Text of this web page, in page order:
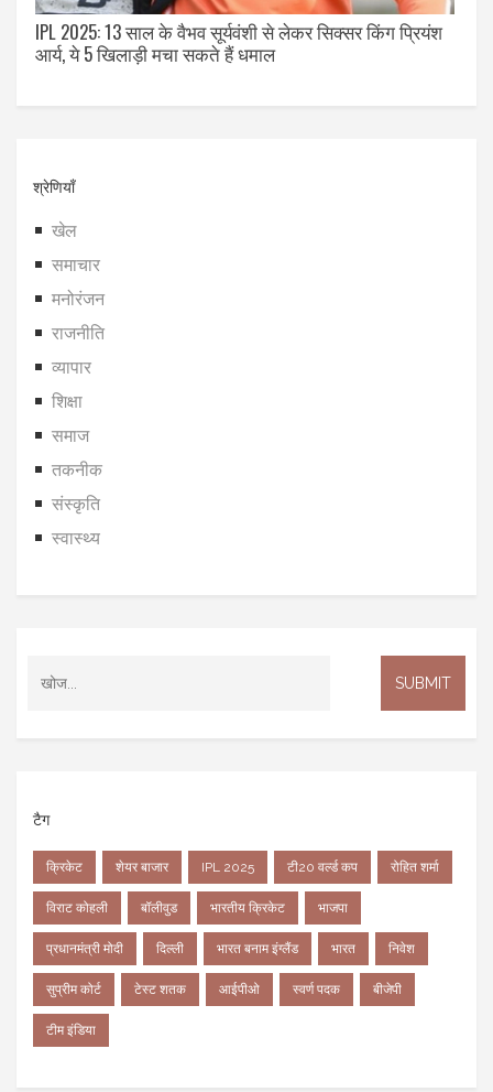
IPL 2025: 13 साल के वैभव सूर्यवंशी से लेकर सिक्सर किंग प्रियंश
आर्य, ये 5 खिलाड़ी मचा सकते हैं धमाल
श्रेणियाँ
खेल
समाचार
मनोरंजन
राजनीति
व्यापार
शिक्षा
समाज
तकनीक
संस्कृति
स्वास्थ्य
टैग
क्रिकेट शेयर बाजार IPL 2025 टी20 वर्ल्ड कप रोहित शर्मा
विराट कोहली बॉलीवुड भारतीय क्रिकेट भाजपा
प्रधानमंत्री मोदी दिल्ली भारत बनाम इंग्लैंड भारत निवेश
सुप्रीम कोर्ट टेस्ट शतक आईपीओ स्वर्ण पदक बीजेपी
टीम इंडिया